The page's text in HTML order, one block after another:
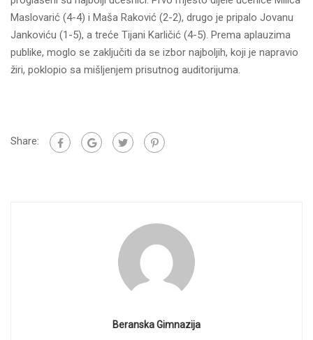
Maslovarić (4-4) i Maša Raković (2-2), drugo je pripalo Jovanu
Jankoviću (1-5), a treće Tijani Karličić (4-5). Prema aplauzima
publike, moglo se zaključiti da se izbor najboljih, koji je napravio
žiri, poklopio sa mišljenjem prisutnog auditorijuma.
Share:
Beranska Gimnazija